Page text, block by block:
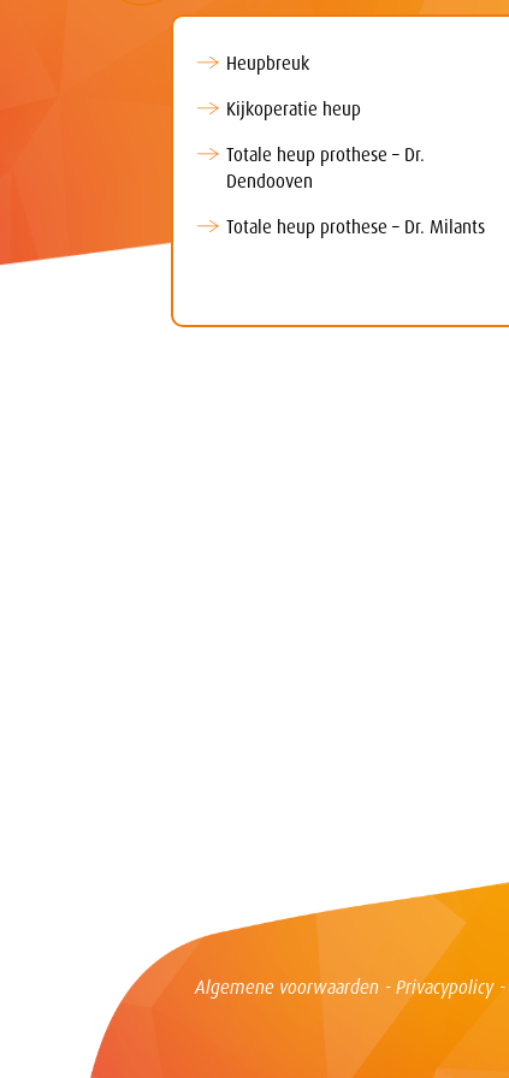
Heupbreuk
Kijkoperatie heup
Totale heup prothese – Dr.
Dendooven
Totale heup prothese – Dr. Milants
Algemene voorwaarden Privacypolicy